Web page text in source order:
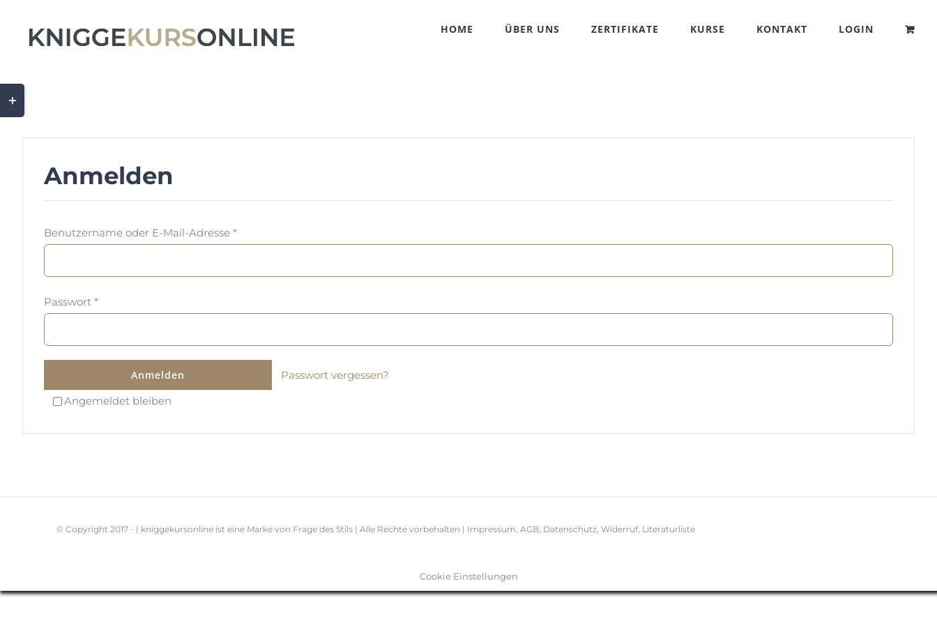
Inhalt
HOME ÜBER UNS ZERTIFIKATE KURSE KONTAKT LOGIN
Anmelden
Benutzername oder E-Mail-Adresse *Erforderlich
Passwort *Erforderlich
Angemeldet bleiben
Anmelden Passwort vergessen?
© Copyright 2017 - | kniggekursonline ist eine Marke von Frage des Stils | Alle Rechte vorbehalten | Impressum,AGB, Datenschutz,Widerruf, Literaturliste
Toggle
Sliding
Cookie Einstellungen